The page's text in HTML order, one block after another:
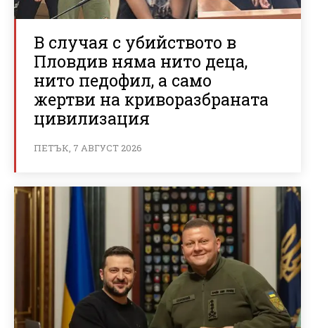
В случая с убийството в
Пловдив няма нито деца,
нито педофил, а само
жертви на криворазбраната
цивилизация
ПЕТЪК, 7 АВГУСТ 2026